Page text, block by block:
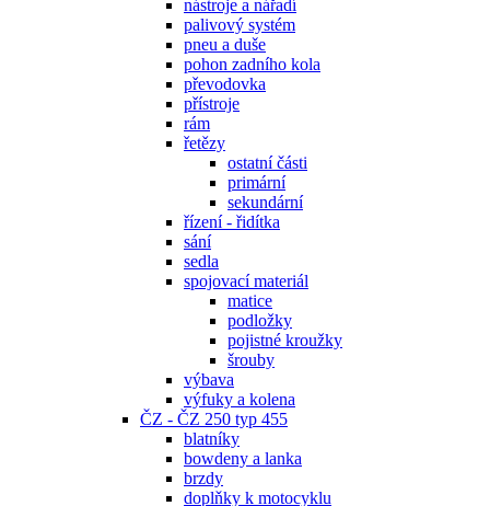
nástroje a nářadí
palivový systém
pneu a duše
pohon zadního kola
převodovka
přístroje
rám
řetězy
ostatní části
primární
sekundární
řízení - řidítka
sání
sedla
spojovací materiál
matice
podložky
pojistné kroužky
šrouby
výbava
výfuky a kolena
ČZ - ČZ 250 typ 455
blatníky
bowdeny a lanka
brzdy
doplňky k motocyklu